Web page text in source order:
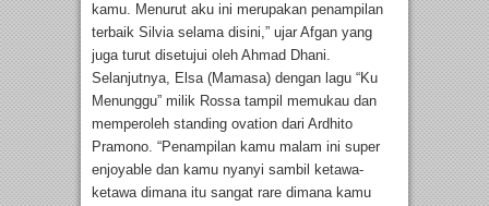
kamu. Menurut aku ini merupakan penampilan
terbaik Silvia selama disini,” ujar Afgan yang
juga turut disetujui oleh Ahmad Dhani.
Selanjutnya, Elsa (Mamasa) dengan lagu “Ku
Menunggu” milik Rossa tampil memukau dan
memperoleh standing ovation dari Ardhito
Pramono. “Penampilan kamu malam ini super
enjoyable dan kamu nyanyi sambil ketawa-
ketawa dimana itu sangat rare dimana kamu